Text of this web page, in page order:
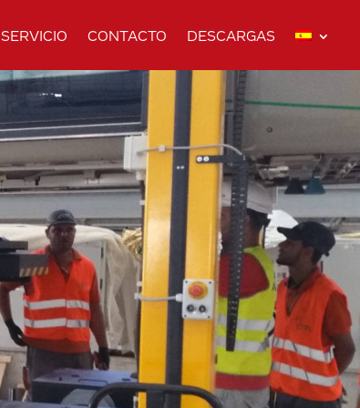
SERVICIO CONTACTO DESCARGAS